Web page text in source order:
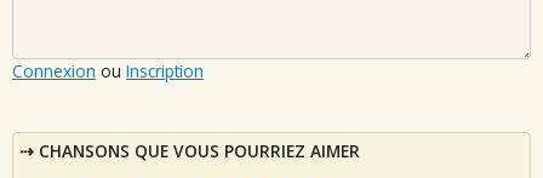
Connexion ou Inscription
CHANSONS QUE VOUS POURRIEZ AIMER